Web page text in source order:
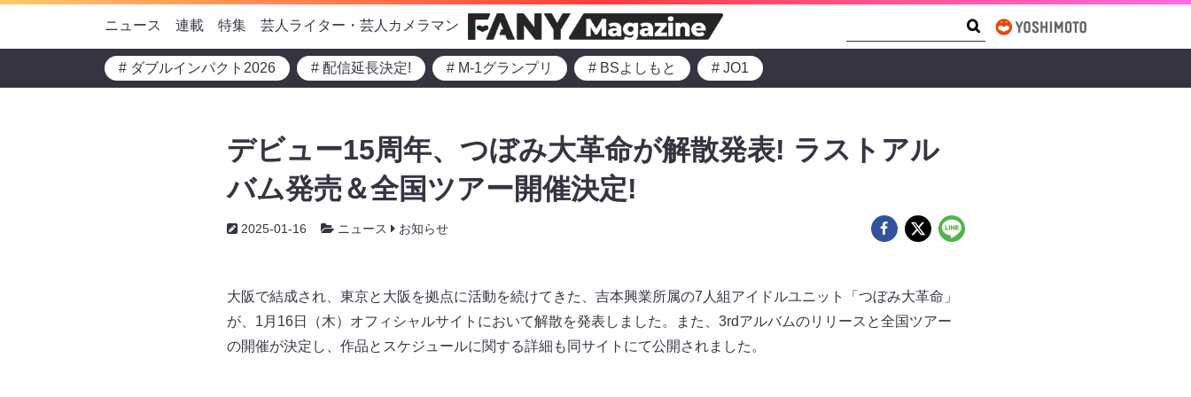
ニュース 連載 特集 芸人ライター・芸人カメラマン
# ダブルインパクト2026 # 配信延長決定! # M-1グランプリ # BSよしもと # JO1
デビュー15周年、つぼみ大革命が解散発表! ラストアル
バム発売＆全国ツアー開催決定!
2025-01-16 ニュース お知らせ
大阪で結成され、東京と大阪を拠点に活動を続けてきた、吉本興業所属の7人組アイドルユニット「つぼみ大革命」
が、1月16日（木）オフィシャルサイトにおいて解散を発表しました。また、3rdアルバムのリリースと全国ツアー
の開催が決定し、作品とスケジュールに関する詳細も同サイトにて公開されました。